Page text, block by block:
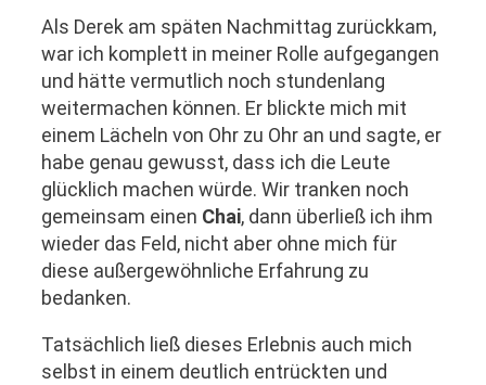
Als Derek am späten Nachmittag zurückkam,
war ich komplett in meiner Rolle aufgegangen
und hätte vermutlich noch stundenlang
weitermachen können. Er blickte mich mit
einem Lächeln von Ohr zu Ohr an und sagte, er
habe genau gewusst, dass ich die Leute
glücklich machen würde. Wir tranken noch
gemeinsam einen Chai, dann überließ ich ihm
wieder das Feld, nicht aber ohne mich für
diese außergewöhnliche Erfahrung zu
bedanken.
Tatsächlich ließ dieses Erlebnis auch mich
selbst in einem deutlich entrückten und